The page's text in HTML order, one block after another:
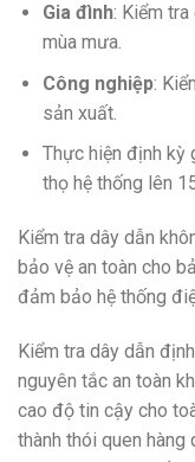
Gia đình: Kiểm
mùa mưa.
Công nghiệp:
sản xuất.
Thực hiện định kỳ
thọ hệ thống lên
Kiểm tra dây dẫn
bảo vệ an toàn cho
đảm bảo hệ thống
Kiểm tra dây dẫn
nguyên tắc an toàn
cao độ tin cậy cho
thành thói quen hàng